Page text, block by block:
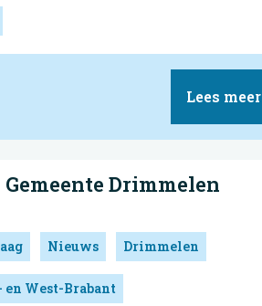
Lees meer
Drimmelen
Nieuws Drimmelen
West-Brabant